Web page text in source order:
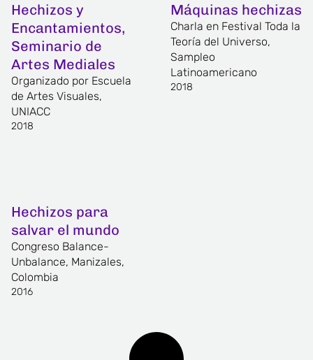
Hechizos y
Encantamientos,
Seminario de
Artes Mediales
Organizado por Escuela
de Artes Visuales,
UNIACC
2018
Máquinas hechizas
Charla en Festival Toda la
Teoría del Universo,
Sampleo
Latinoamericano
2018
Hechizos para
salvar el mundo
Congreso Balance-
Unbalance, Manizales,
Colombia
2016